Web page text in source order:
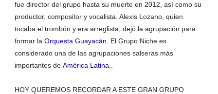
fue director del grupo hasta su muerte en 2012, así como su
productor, compositor y vocalista. Alexis Lozano, quien
tocaba el trombón y era arreglista, dejó la agrupación para
formar la Orquesta Guayacán . El Grupo Niche es
considerado una de las agrupaciones salseras más
importantes de América Latina
HOY QUEREMOS RECORDAR A ESTE GRAN GRUPO